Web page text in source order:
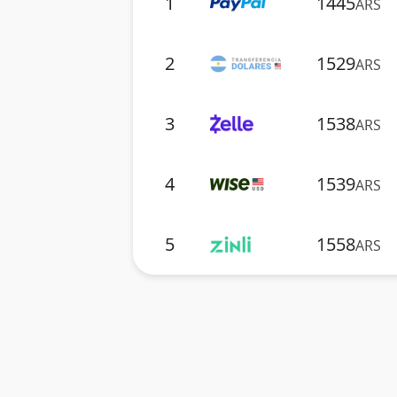
ARS
2 1529ARS
3 1538ARS
4 1539ARS
5 1558ARS